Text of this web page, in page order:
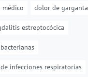
dolor de garganta
estreptocócica
infecciones respiratorias